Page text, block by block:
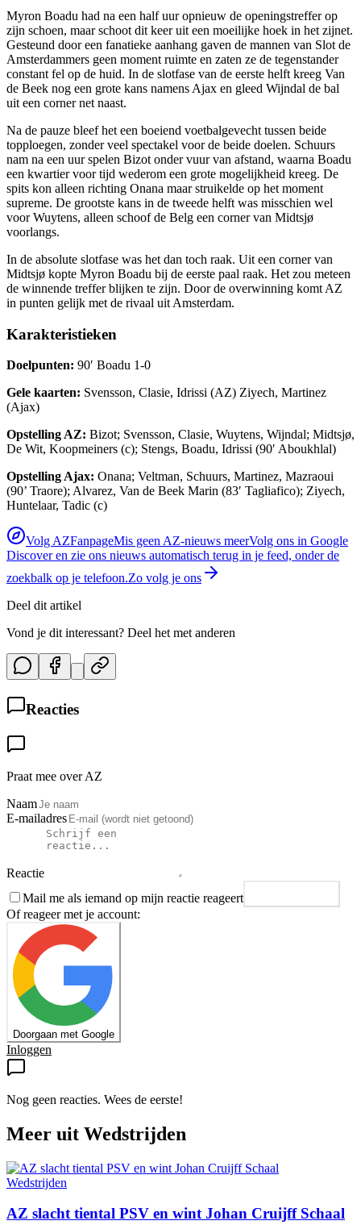
Myron Boadu had na een half uur opnieuw de openingstreffer op
zijn schoen, maar schoot dit keer uit een moeilijke hoek in het zijnet.
Gesteund door een fanatieke aanhang gaven de mannen van Slot de
Amsterdammers geen moment ruimte en zaten ze de tegenstander
constant fel op de huid. In de slotfase van de eerste helft kreeg Van
de Beek nog een grote kans namens Ajax en gleed Wijndal de bal
uit een corner net naast.
Na de pauze bleef het een boeiend voetbalgevecht tussen beide
topploegen, zonder veel spectakel voor de beide doelen. Schuurs
nam na een uur spelen Bizot onder vuur van afstand, waarna Boadu
een kwartier voor tijd wederom een grote mogelijkheid kreeg. De
spits kon alleen richting Onana maar struikelde op het moment
supreme. De grootste kans in de tweede helft was misschien wel
voor Wuytens, alleen schoof de Belg een corner van Midtsjø
voorlangs.
In de absolute slotfase was het dan toch raak. Uit een corner van
Midtsjø kopte Myron Boadu bij de eerste paal raak. Het zou meteen
de winnende treffer blijken te zijn. Door de overwinning komt AZ
in punten gelijk met de rivaal uit Amsterdam.
Karakteristieken
Doelpunten: 90′ Boadu 1-0
Gele kaarten: Svensson, Clasie, Idrissi (AZ) Ziyech, Martinez
(Ajax)
Opstelling AZ: Bizot; Svensson, Clasie, Wuytens, Wijndal; Midtsjø,
De Wit, Koopmeiners (c); Stengs, Boadu, Idrissi (90′ Aboukhlal)
Opstelling Ajax: Onana; Veltman, Schuurs, Martinez, Mazraoui
(90’ Traore); Alvarez, Van de Beek Marin (83′ Tagliafico); Ziyech,
Huntelaar, Tadic (c)
Volg AZFanpageMis geen AZ-nieuws meerVolg ons in Google
Discover en zie ons nieuws automatisch terug in je feed, onder de
zoekbalk op je telefoon.Zo volg je ons
Deel dit artikel
Vond je dit interessant? Deel het met anderen
Reacties
Praat mee over AZ
Naam
E-mailadres
Reactie
Mail me als iemand op mijn reactie reageert
Of reageer met je account:
Doorgaan met Google
Inloggen
Nog geen reacties. Wees de eerste!
Meer uit Wedstrijden
Wedstrijden
AZ slacht tiental PSV en wint Johan Cruijff Schaal